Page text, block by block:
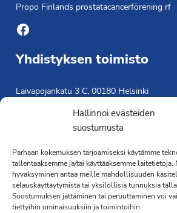
Hallinnoi evästeiden
suostumusta
Parhaan kokemuksen tarjoamiseksi käytämme
tallentaaksemme ja/tai käyttääksemme laitetietoja.
hyväksyminen antaa meille mahdollisuuden
selauskäyttäytymistä tai yksilöllisiä tunnuksia
Suostumuksen jättäminen tai peruuttaminen voi
tiettyihin ominaisuuksiin ja toimintoihin.
Propo Finlands prostatacancerförening rf
Facebook
Yhdistyksen toimisto
Laivapojankatu 3 C, 00180 Helsinki
Saavutettavuusseloste »
Toiminnanjohtaja
Kimmo Järvinen
Terveydenhoitaja
041 501 4176